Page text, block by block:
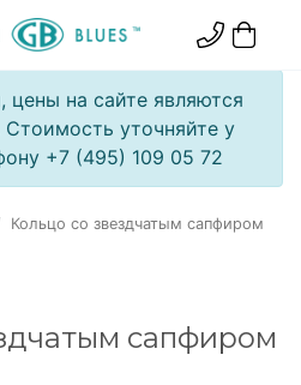
на сайте являются
уточняйте у
+7 (495) 109 05 72
Кольцо со звездчатым сапфиром
сапфиром